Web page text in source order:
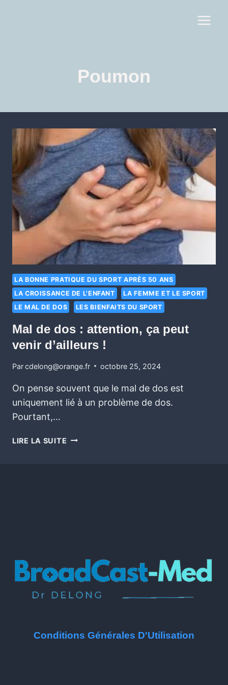
Poumon
LA BONNE PRATIQUE DU SPORT APRÈS 50 ANS
LA CROISSANCE DE L'ENFANT
LA FEMME ET LE SPORT
LE MAL DE DOS
LES BIENFAITS DU SPORT
Mal de dos : attention, ça peut
venir d’ailleurs !
Parcdelong@orange.fr octobre 25, 2024
On pense souvent que le mal de dos est
uniquement lié à un problème de dos.
Pourtant,…
LIRE LA SUITE
Conditions Générales D'Utilisation